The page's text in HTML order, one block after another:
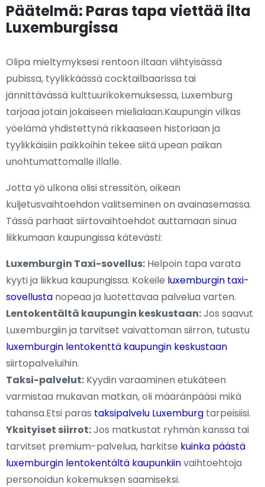
Päätelmä: Paras tapa viettää ilta
Luxemburgissa
Olipa mieltymyksesi rentoon iltaan viihtyisässä
pubissa, tyylikkäässä cocktailbaarissa tai
jännittävässä kulttuurikokemuksessa, Luxemburg
tarjoaa jotain jokaiseen mielialaan.Kaupungin vilkas
yöelämä yhdistettynä rikkaaseen historiaan ja
tyylikkäisiin paikkoihin tekee siitä upean paikan
unohtumattomalle illalle.
Jotta yö ulkona olisi stressitön, oikean
kuljetusvaihtoehdon valitseminen on avainasemassa.
Tässä parhaat siirtovaihtoehdot auttamaan sinua
liikkumaan kaupungissa kätevästi:
Luxemburgin Taxi-sovellus: Helpoin tapa varata
kyyti ja liikkua kaupungissa. Kokeile luxemburgin taxi-
sovellusta nopeaa ja luotettavaa palvelua varten.
Lentokentältä kaupungin keskustaan:Jos saavut
Luxemburgiin ja tarvitset vaivattoman siirron, tutustu
luxemburgin lentokenttä kaupungin keskustaan
siirtopalveluihin.
Taksi-palvelut: Kyydin varaaminen etukäteen
varmistaa mukavan matkan, oli määränpääsi mikä
tahansa.Etsi paras taksipalvelu Luxemburg tarpeisiisi.
Yksityiset siirrot:Jos matkustat ryhmän kanssa tai
tarvitset premium-palvelua, harkitse kuinka päästä
luxemburgin lentokentältä kaupunkiinvaihtoehtoja
personoidun kokemuksen saamiseksi.